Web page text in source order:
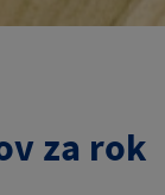
za rok